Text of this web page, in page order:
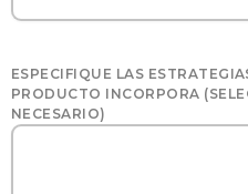
ESPECIFIQUE LAS
PRODUCTO INCORPORA
NECESARIO)